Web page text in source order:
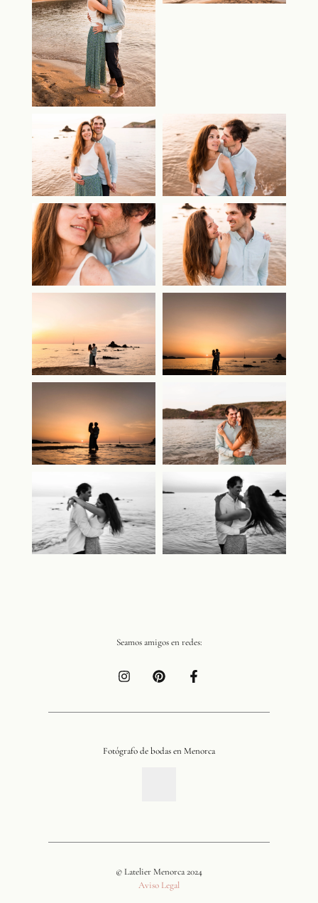
Seamos amigos en redes:
Fotógrafo de bodas en Menorca
© Latelier Menorca 2024
Aviso Legal